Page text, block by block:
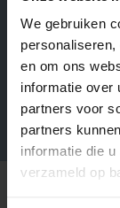
We gebruiken
en om ons
informatie over
partners voor
partners
informatie die
verzameld op
Over INHUIS
Volg ons
https://www.instagram.com/inhuisplaza/ Pinterest Facebook YouTube